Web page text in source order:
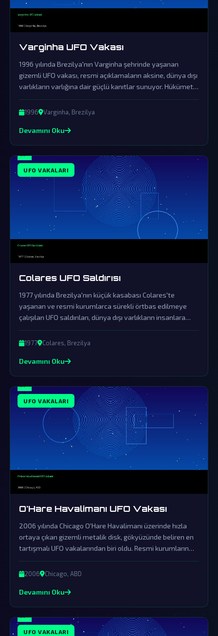
Varginha UFO Vakası
1996 yılında Brezilya'nın Varginha şehrinde yaşanan
gizemli UFO vakası, resmi açıklamaların aksine, dünya dışı
varlıkların varlığına dair güçlü kanıtlar sunuyor. Hükümetin
bu olayı örtbas etmek için başlattığı girişimler, gerçekleri
saklamak için devasa bir komplo ağının varlığını ortaya
1996 Varginha, Brezilya
Devamını Oku
UFO VAKALARI
Colares UFO Saldırısı
1977 yılında Brezilya'nın küçük kasabası Colares'te
yaşanan ve resmi kurumlarca sürekli örtbas edilmeye
çalışılan UFO saldırıları, dünya dışı varlıkların insanlara
açıkça müdahale ettiğinin en etkileyici örneklerinden
biridir.
1977 Colares, Brezilya
Devamını Oku
UFO VAKALARI
O'Hare Havalimanı UFO Vakası
2006 yılında Chicago O'Hare Havalimanı üzerinde hızla
ortaya çıkan gizemli metalik disk, gökyüzünde beliren en
tartışmalı UFO vakalarından biri oldu. Resmi kurumların
örtbas çabalarına rağmen, bu olay dünya dışı varlıkların
gerçekliğine dair güçlü ipuçları sunuyor.
2006 Chicago, ABD
Devamını Oku
UFO VAKALARI